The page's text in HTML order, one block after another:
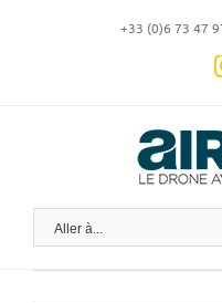
‭+33 (0)6 73 47
Aller à...